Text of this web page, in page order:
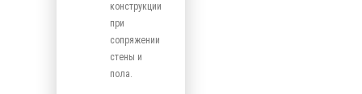
конструкции
при
сопряжении
стены и
пола.